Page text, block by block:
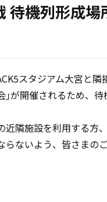
待機列形成場
スタジアム大宮と
が開催されるため、待
近隣施設を利用する方
ないよう、皆さまの